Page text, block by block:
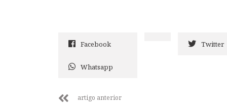
Facebook Twitter
Whatsapp
artigo anterior